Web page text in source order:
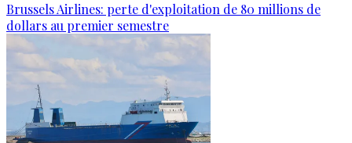
Brussels Airlines: perte d'exploitation de 80 millions de
dollars au premier semestre